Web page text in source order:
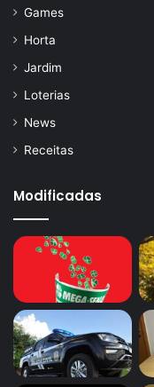
Games
Horta
Jardim
Loterias
News
Receitas
Modificadas